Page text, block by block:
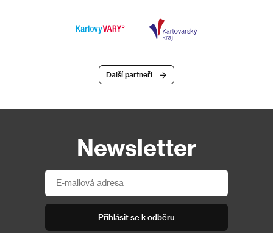
Další partneři
Newsletter
Přihlásit se k odběru